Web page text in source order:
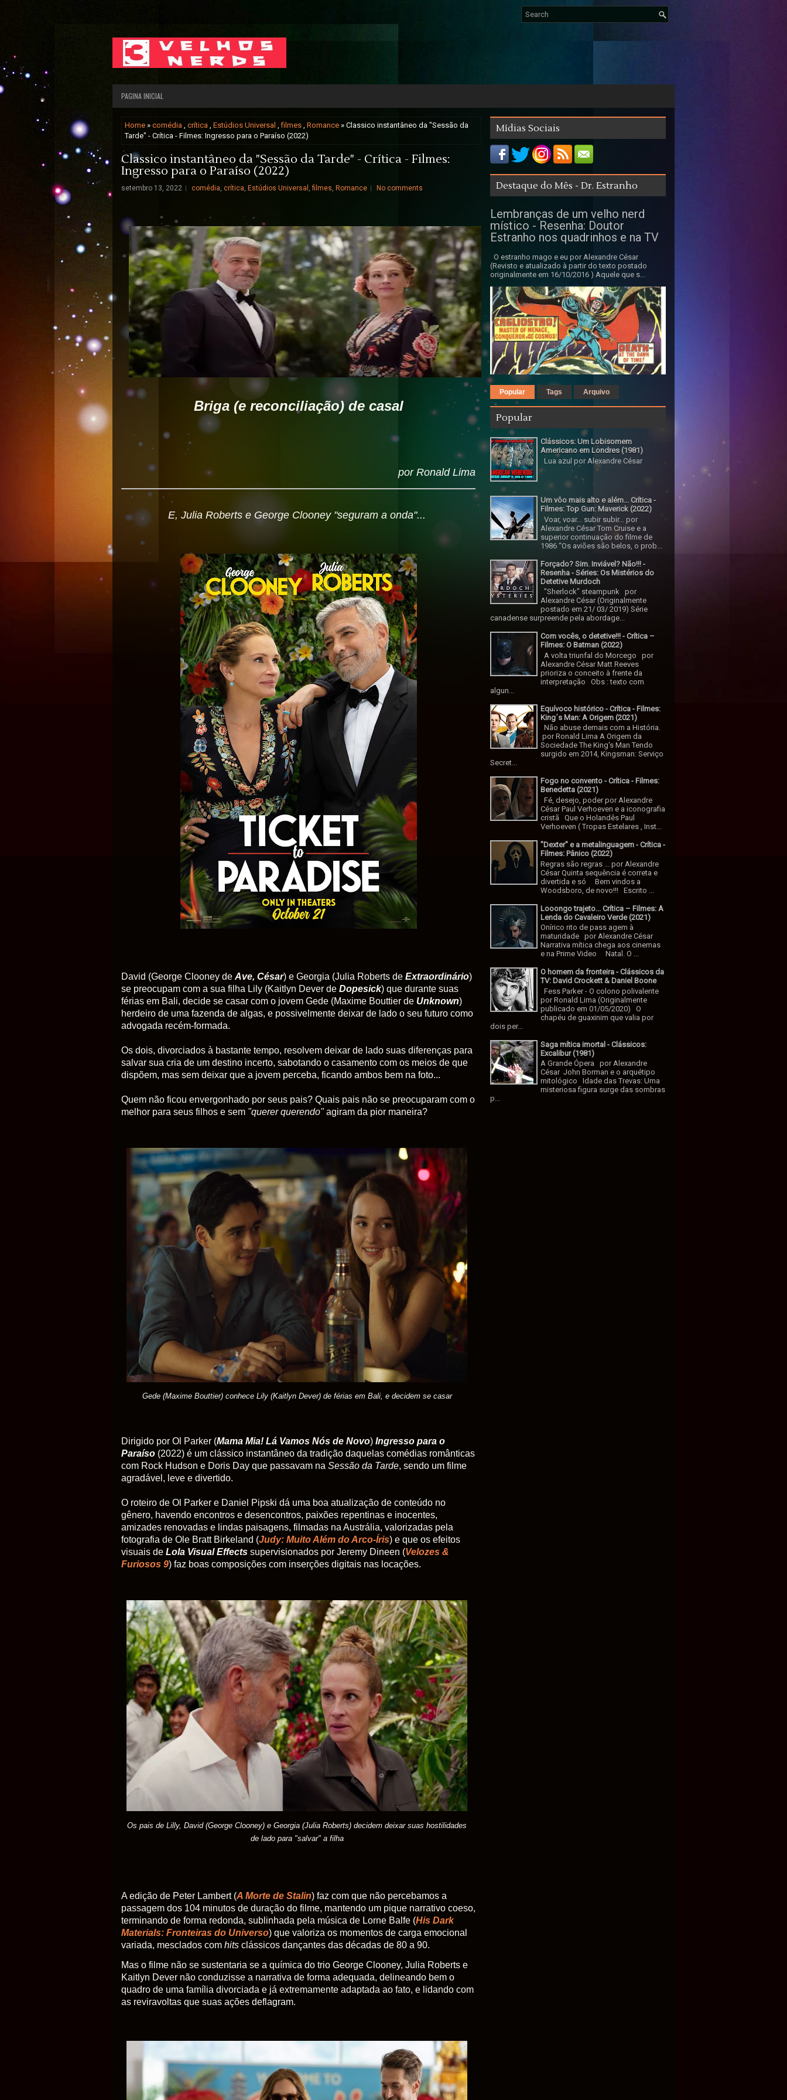
PAGINA INICIAL
Home » comédia , crítica , Estúdios Universal ,filmes , Romance » Classico instantâneo da "Sessão da
Tarde" - Crítica - Filmes: Ingresso para o Paraíso (2022)
Classico instantâneo da "Sessão da Tarde" - Crítica - Filmes:
Ingresso para o Paraíso (2022)
setembro 13, 2022 comédia, crítica, Estúdios Universal ,filmes, Romance No comments
Briga (e reconciliação) de casal
por Ronald Lima
E, Julia Roberts e George Clooney "seguram a onda"...
David (George Clooney de Ave, César) e Georgia (Julia Roberts de Extraordinário)
se preocupam com a sua filha Lily (Kaitlyn Dever de Dopesick) que durante suas
férias em Bali, decide se casar com o jovem Gede (Maxime Bouttier de Unknown)
herdeiro de uma fazenda de algas, e possivelmente deixar de lado o seu futuro como
advogada recém-formada.
Os dois, divorciados à bastante tempo, resolvem deixar de lado suas diferenças para
salvar sua cria de um destino incerto, sabotando o casamento com os meios de que
dispõem, mas sem deixar que a jovem perceba, ficando ambos bem na foto...
Quem não ficou envergonhado por seus pais? Quais pais não se preocuparam com o
melhor para seus filhos e sem "querer querendo"agiram da pior maneira?
Gede (Maxime Bouttier) conhece Lily (Kaitlyn Dever) de férias em Bali, e decidem se casar
Dirigido por Ol Parker (Mama Mia! Lá Vamos Nós de Novo) Ingresso para o
Paraíso (2022) é um clássico instantâneo da tradição daquelas comédias românticas
com Rock Hudson e Doris Day que passavam na Sessão da Tarde, sendo um filme
agradável, leve e divertido.
O roteiro de Ol Parker e Daniel Pipski dá uma boa atualização de conteúdo no
gênero, havendo encontros e desencontros, paixões repentinas e inocentes,
amizades renovadas e lindas paisagens, filmadas na Austrália, valorizadas pela
fotografia de Ole Bratt Birkeland (Judy: Muito Além do Arco-Íris) e que os efeitos
visuais de Lola Visual Effects supervisionados por Jeremy Dineen (Velozes &
Furiosos 9) faz boas composições com inserções digitais nas locações.
Os pais de Lilly, David (George Clooney) e Georgia (Julia Roberts) decidem deixar suas hostilidades
de lado para "salvar" a filha
A edição de Peter Lambert (A Morte de Stalin) faz com que não percebamos a
passagem dos 104 minutos de duração do filme, mantendo um pique narrativo coeso,
terminando de forma redonda, sublinhada pela música de Lorne Balfe (His Dark
Materials: Fronteiras do Universo) que valoriza os momentos de carga emocional
variada, mesclados com hits clássicos dançantes das décadas de 80 a 90.
Mas o filme não se sustentaria se a química do trio George Clooney, Julia Roberts e
Kaitlyn Dever não conduzisse a narrativa de forma adequada, delineando bem o
quadro de uma família divorciada e já extremamente adaptada ao fato, e lidando com
as reviravoltas que suas ações deflagram.
Mídias Sociais
Destaque do Mês - Dr. Estranho
Lembranças de um velho nerd
místico - Resenha: Doutor
Estranho nos quadrinhos e na TV
O estranho mago e eu por Alexandre César
(Revisto e atualizado à partir do texto postado
originalmente em 16/10/2016 ) Aquele que s...
Popular Tags Arquivo
Popular
Clássicos: Um Lobisomem
Americano em Londres (1981)
Lua azul por Alexandre César
Um vôo mais alto e além... Crítica -
Filmes: Top Gun: Maverick (2022)
Voar, voar... subir subir... por
Alexandre César Tom Cruise e a
superior continuação do filme de
1986 “Os aviões são belos, o prob...
Forçado? Sim. Inviável? Não!!! -
Resenha - Séries: Os Mistérios do
Detetive Murdoch
"Sherlock" steampunk por
Alexandre César (Originalmente
postado em 21/ 03/ 2019) Série
canadense surpreende pela abordage...
Com vocês, o detetive!!! - Crítica –
Filmes: O Batman (2022)
A volta triunfal do Morcego por
Alexandre César Matt Reeves
prioriza o conceito à frente da
interpretação Obs : texto com
algun...
Equívoco histórico - Crítica - Filmes:
King´s Man: A Origem (2021)
Não abuse demais com a História.
por Ronald Lima A Origem da
Sociedade The King's Man Tendo
surgido em 2014, Kingsman: Serviço
Secret...
Fogo no convento - Crítica - Filmes:
Benedetta (2021)
Fé, desejo, poder por Alexandre
César Paul Verhoeven e a iconografia
cristã Que o Holandês Paul
Verhoeven ( Tropas Estelares , Inst...
"Dexter" e a metalinguagem - Crítica -
Filmes: Pânico (2022)
Regras são regras ... por Alexandre
César Quinta sequência é correta e
divertida e só Bem vindos a
Woodsboro, de novo!!! Escrito ...
Looongo trajeto... Crítica – Filmes: A
Lenda do Cavaleiro Verde (2021)
Onírico rito de pass agem à
maturidade por Alexandre César
Narrativa mítica chega aos cinemas
e na Prime Video Natal. O ...
O homem da fronteira - Clássicos da
TV: David Crockett & Daniel Boone
Fess Parker - O colono polivalente
por Ronald Lima (Originalmente
publicado em 01/05/2020) O
chapéu de guaxinim que valia por
dois per...
Saga mítica imortal - Clássicos:
Excalibur (1981)
A Grande Ópera por Alexandre
César John Borman e o arquétipo
mitológico Idade das Trevas: Uma
misteriosa figura surge das sombras
p...